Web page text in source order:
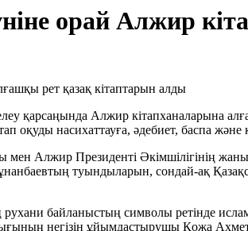
орай Алжир
қарсаңында Алжир кітапханаларына
насихаттауға, әдебиет, баспа және
мен Алжир Президенті Әкімшілігінің
туындыларын, сондай-ақ
байланыстың символы ретінде
негізін ұйымдастырушы Қожа Ахмет